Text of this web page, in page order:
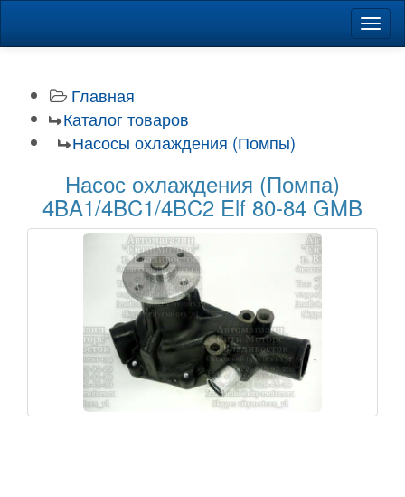
Главная
Каталог товаров
Насосы охлаждения (Помпы)
Насос охлаждения (Помпа)
4BA1/4BC1/4BC2 Elf 80-84 GMB